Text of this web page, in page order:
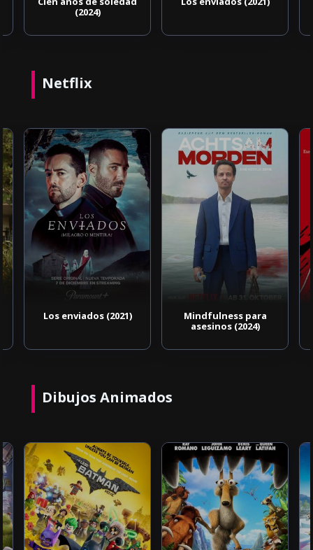
(2024)
Netflix
Los enviados (2021)
Mindfulness para
asesinos (2024)
Dibujos Animados